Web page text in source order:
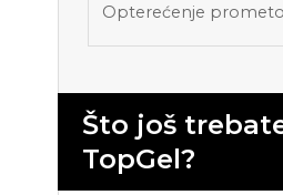
Opterećenje
Što još
TopGel?